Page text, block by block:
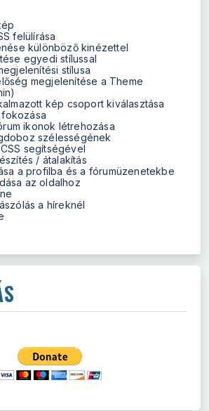
felülírása
különböző kinézettel
egyedi stílussal
stílusa
megjelenítése a Theme
kép csoport kiválasztása
fokozása
ikonok létrehozása
szélességének
segítségével
/ átalakítás
a profilba és a fórumüzenetekbe
az oldalhoz
a híreknél